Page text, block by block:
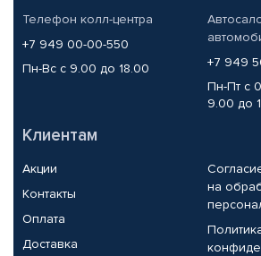
Телефон колл-центра
+7 949 00-00-550
Пн-Вс с 9.00 до 18.00
+7 949
Пн-Пт с
9.00 до
Клиентам
Акции
Контакты
Оплата
Доставка
на